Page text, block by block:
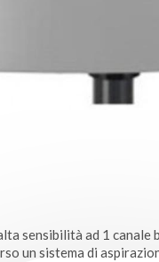
sensibilità ad 1 canale
un sistema di